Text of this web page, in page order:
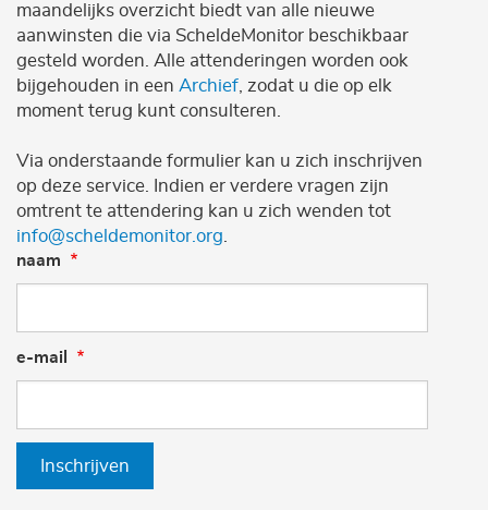
maandelijks overzicht biedt van alle nieuwe
aanwinsten die via ScheldeMonitor beschikbaar
gesteld worden. Alle attenderingen worden ook
bijgehouden in een Archief , zodat u die op elk
moment terug kunt consulteren.
Via onderstaande formulier kan u zich inschrijven
op deze service. Indien er verdere vragen zijn
omtrent te attendering kan u zich wenden tot
info@scheldemonitor.org
naam
e-mail
Inschrijven